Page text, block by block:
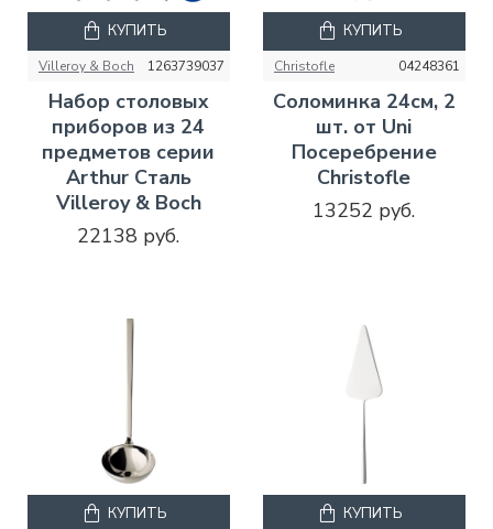
Villeroy & Boch 1263739037
Набор столовых
приборов из 24
предметов серии
Arthur Сталь
Villeroy & Boch
22138 руб.
КУПИТЬ
Christofle 04248361
Соломинка 24см, 2
шт. от Uni
Посеребрение
Christofle
13252 руб.
КУПИТЬ
КУПИТЬ КУПИТЬ